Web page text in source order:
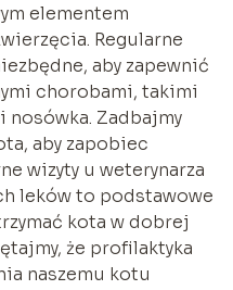
elementem
Regularne
aby zapewnić
chorobami, takimi
Zadbajmy
aby zapobiec
wizyty u weterynarza
leków to podstawowe
kota w dobrej
że profilaktyka
naszemu kotu